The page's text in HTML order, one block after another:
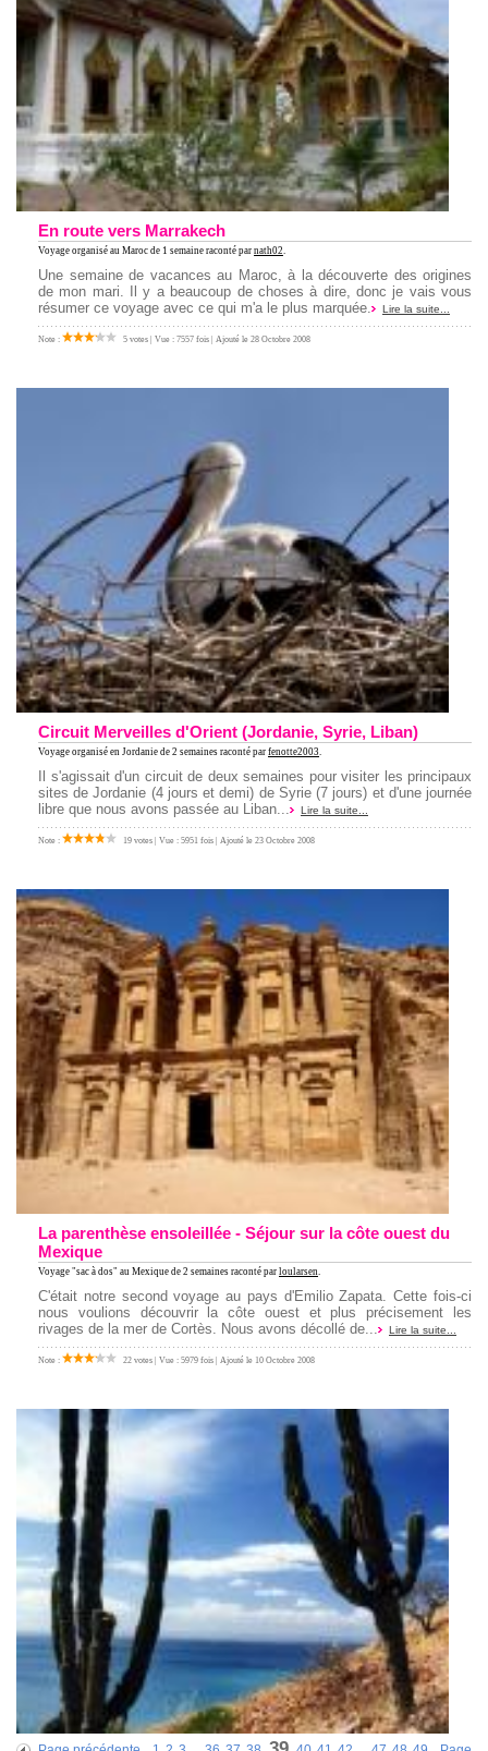
En route vers Marrakech
Voyage organisé au Maroc de 1 semaine raconté par nath02.
Une semaine de vacances au Maroc, à la découverte des origines
de mon mari. Il y a beaucoup de choses à dire, donc je vais vous
résumer ce voyage avec ce qui m'a le plus marquée.
Lire la suite...
Note : 5 votes | Vue : 7557 fois | Ajouté le 28 Octobre 2008
Circuit Merveilles d'Orient (Jordanie, Syrie, Liban)
Voyage organisé en Jordanie de 2 semaines raconté par fenotte2003.
Il s'agissait d'un circuit de deux semaines pour visiter les principaux
sites de Jordanie (4 jours et demi) de Syrie (7 jours) et d'une journée
libre que nous avons passée au Liban...
Lire la suite...
Note : 19 votes | Vue : 5951 fois | Ajouté le 23 Octobre 2008
La parenthèse ensoleillée - Séjour sur la côte ouest du
Mexique
Voyage "sac à dos" au Mexique de 2 semaines raconté par loularsen.
C'était notre second voyage au pays d'Emilio Zapata. Cette fois-ci
nous voulions découvrir la côte ouest et plus précisement les
rivages de la mer de Cortès. Nous avons décollé de...
Lire la suite...
Note : 22 votes | Vue : 5979 fois | Ajouté le 10 Octobre 2008